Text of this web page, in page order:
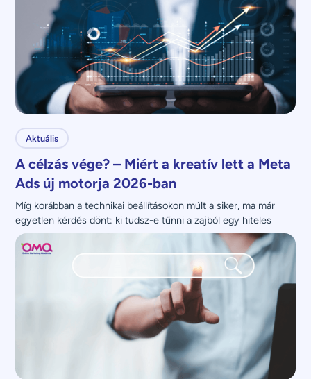
Aktuális
A célzás vége? – Miért a kreatív lett a Meta
Ads új motorja 2026-ban
Míg korábban a technikai beállításokon múlt a siker, ma már
egyetlen kérdés dönt: ki tudsz-e tűnni a zajból egy hiteles
üzenettel?